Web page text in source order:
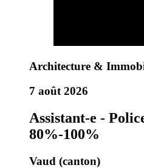
Architecture &
7 août 2026
Assistant-e -
80%-100%
Vaud (canton)